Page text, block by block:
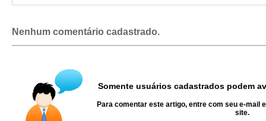
Nenhum comentário cadastrado.
Somente usuários cadastrados podem
Para comentar este artigo, entre com seu e-mail
site.